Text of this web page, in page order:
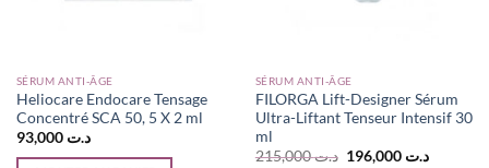
SÉRUM ANTI-ÂGE
Heliocare Endocare Tensage
Concentré SCA 50, 5 X 2 ml
د.ت 93,000
SÉRUM ANTI-ÂGE
FILORGA Lift-Designer Sérum
Ultra-Liftant Tenseur Intensif 30
ml
د.ت215,000
Le
د.ت 196,000
Le